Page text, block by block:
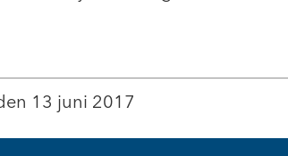
13 juni 2017